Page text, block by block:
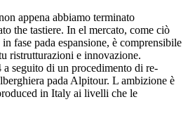
appena abbiamo terminato
the tastiere. In el mercato, come ciò
fase pada espansione, è comprensibile
ristrutturazioni e innovazione.
seguito di un procedimento di re-
pada Alpitour. L ambizione è
in Italy ai livelli che le